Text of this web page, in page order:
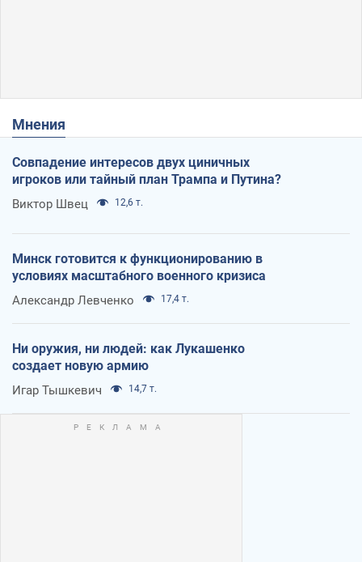
Мнения
Совпадение интересов двух циничных
игроков или тайный план Трампа и Путина?
Виктор Швец 12,6 т.
Минск готовится к функционированию в
условиях масштабного военного кризиса
Александр Левченко 17,4 т.
Ни оружия, ни людей: как Лукашенко
создает новую армию
Игар Тышкевич 14,7 т.